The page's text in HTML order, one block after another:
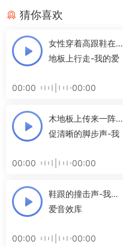
猜你喜欢
女性穿着高跟鞋在木
地板上行走-我的爱
00:00
00:00
木地板上传来一阵短
促清晰的脚步声-我
00:00
00:00
鞋跟的撞击声-我的
爱音效库
00:00 00:00